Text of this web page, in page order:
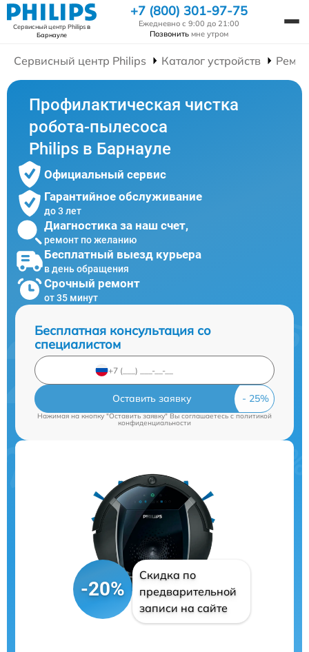
Сервисный центр Philipsв
Барнауле
+7 (800) 301-97-75
Ежедневно с 9:00 до 21:00
Позвонить мне утром
Сервисный центр Philips Каталог устройств
Профилактическая чистка
робота-пылесоса
Philips в Барнауле
Официальный сервис
Гарантийное обслуживание
до 3 лет
Диагностика за наш счет,
ремонт по желанию
Бесплатный выезд курьера
в день обращения
Срочный ремонт
от 35 минут
Бесплатная консультация со
специалистом
Оставить заявку
Нажимая на кнопку "Оставить заявку" Вы соглашаетесь c политикой
конфиденциальности
-20%
Скидка по
предварительной
записи на сайте